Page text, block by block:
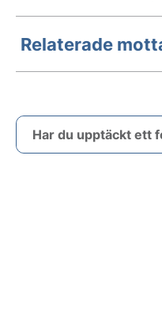
Relaterade
Har du upptäckt ett